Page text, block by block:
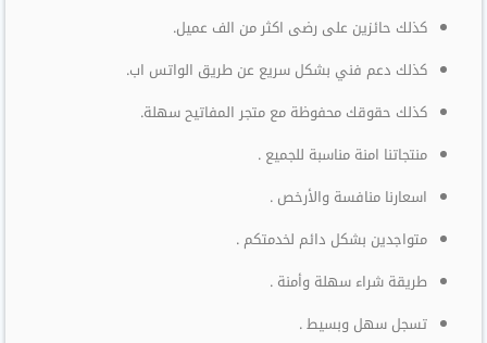
كذلك حائزين على رضى اكثر من الف عميل.
كذلك دعم فني بشكل سريع عن طريق الواتس اب.
كذلك حقوقك محفوظة مع متجر المفاتيح سهلة.
منتجاتنا امنة مناسبة للجميع .
اسعارنا منافسة والأرخص .
متواجدين بشكل دائم لخدمتكم .
طريقة شراء سهلة وأمنة .
تسجل سهل وبسيط .